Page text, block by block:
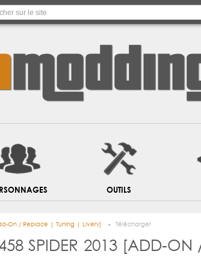
OUTILS
On / Replace | Tuning | Livery] Télécharger
458 SPIDER 2013 [ADD-